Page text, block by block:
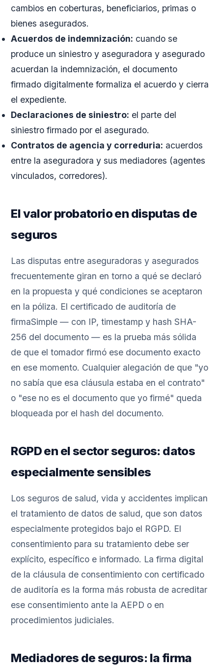
cambios en coberturas, beneficiarios, primas o
bienes asegurados.
Acuerdos de indemnización: cuando se
produce un siniestro y aseguradora y asegurado
acuerdan la indemnización, el documento
firmado digitalmente formaliza el acuerdo y cierra
el expediente.
Declaraciones de siniestro: el parte del
siniestro firmado por el asegurado.
Contratos de agencia y correduria: acuerdos
entre la aseguradora y sus mediadores (agentes
vinculados, corredores).
El valor probatorio en disputas de
seguros
Las disputas entre aseguradoras y asegurados
frecuentemente giran en torno a qué se declaró
en la propuesta y qué condiciones se aceptaron
en la póliza. El certificado de auditoría de
firmaSimple — con IP, timestamp y hash SHA-
256 del documento — es la prueba más sólida
de que el tomador firmó ese documento exacto
en ese momento. Cualquier alegación de que "yo
no sabía que esa cláusula estaba en el contrato"
o "ese no es el documento que yo firmé" queda
bloqueada por el hash del documento.
RGPD en el sector seguros: datos
especialmente sensibles
Los seguros de salud, vida y accidentes implican
el tratamiento de datos de salud, que son datos
especialmente protegidos bajo el RGPD. El
consentimiento para su tratamiento debe ser
explícito, específico e informado. La firma digital
de la cláusula de consentimiento con certificado
de auditoría es la forma más robusta de acreditar
ese consentimiento ante la AEPD o en
procedimientos judiciales.
Mediadores de seguros: la firma